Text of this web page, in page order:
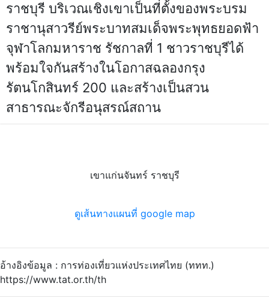
ราชบุรี บริเวณเชิงเขาเป็นที่ตั้งของพระบรม
ราชานุสาวรีย์พระบาทสมเด็จพระพุทธยอดฟ้า
จุฬาโลกมหาราช รัชกาลที่ 1 ชาวราชบุรีได้
พร้อมใจกันสร้างในโอกาสฉลองกรุง
รัตนโกสินทร์ 200 และสร้างเป็นสวน
สาธารณะจักรีอนุสรณ์สถาน
เขาแก่นจันทร์ ราชบุรี
ดูเส้นทางแผนที่ google map
อ้างอิงข้อมูล : การท่องเที่ยวแห่งประเทศไทย (ททท.)
https://www.tat.or.th/th